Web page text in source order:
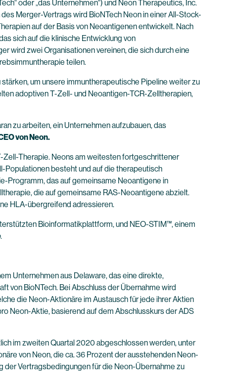
oder „das Unternehmen“) und Neon Therapeutics, Inc.
Merger-Vertrags wird BioNTech Neon in einer All-Stock-
auf der Basis von Neoantigenen entwickelt. Nach
sich auf die klinische Entwicklung von
wird zwei Organisationen vereinen, die sich durch eine
teilen.
um unsere immuntherapeutische Pipeline weiter zu
adoptiven T-Zell- und Neoantigen-TCR-Zelltherapien,
zu arbeiten, ein Unternehmen aufzubauen, das
von Neon.
Zell-Therapie. Neons am weitesten fortgeschrittener
Populationen besteht und auf die therapeutisch
Programm, das auf gemeinsame Neoantigene in
die auf gemeinsame RAS-Neoantigene abzielt.
HLA-übergreifend adressieren.
Bioinformatikplattform, und NEO-STIM™, einem
.
Unternehmen aus Delaware, das eine direkte,
von BioNTech. Bei Abschluss der Übernahme wird
die Neon-Aktionäre im Austausch für jede ihrer Aktien
Neon-Aktie, basierend auf dem Abschlusskurs der ADS
im zweiten Quartal 2020 abgeschlossen werden, unter
von Neon, die ca. 36 Prozent der ausstehenden Neon-
der Vertragsbedingungen für die Neon-Übernahme zu